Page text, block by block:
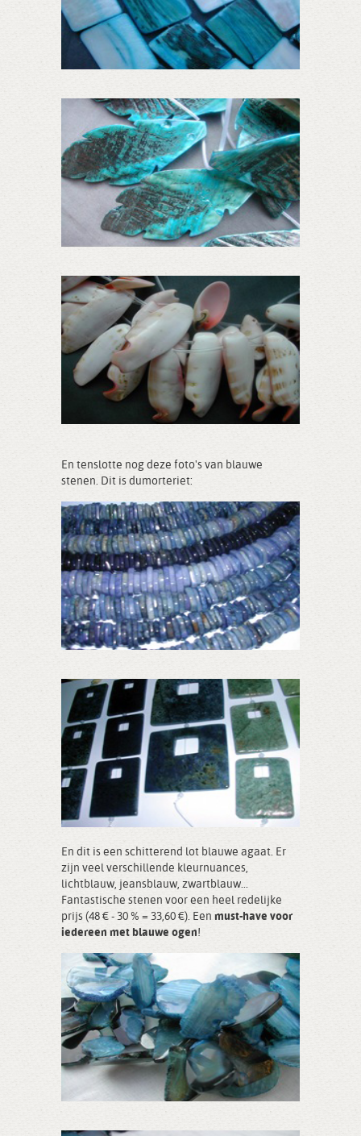
En tenslotte nog deze foto's van blauwe
stenen. Dit is dumorteriet:
En dit is een schitterend lot blauwe agaat. Er
zijn veel verschillende kleurnuances,
lichtblauw, jeansblauw, zwartblauw...
Fantastische stenen voor een heel redelijke
prijs (48 € - 30 % = 33,60 €). Een must-have voor
iedereen met blauwe ogen!